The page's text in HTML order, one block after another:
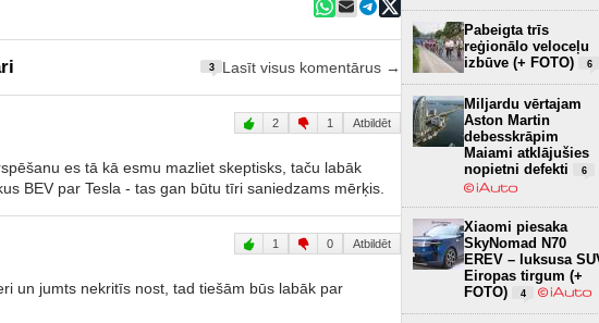
3 Lasīt visus komentārus →
2 1 Atbildēt
es tā kā esmu mazliet skeptisks, taču labāk
BEV par Tesla - tas gan būtu tīri saniedzams mērķis.
1 0 Atbildēt
un jumts nekritīs nost, tad tiešām būs labāk par
Pabeigta trīs
reģionālo veloceļu
izbūve (+ FOTO)
6
Miljardu vērtajam
Aston Martin
debesskrāpim
Maiami atklājušies
nopietni defekti
6
Xiaomi piesaka
SkyNomad N70
EREV – luksusa
Eiropas tirgum (+
FOTO)
4